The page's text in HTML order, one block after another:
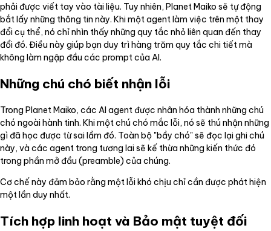
phải được viết tay vào tài liệu. Tuy nhiên, Planet Maiko sẽ tự động
bắt lấy những thông tin này. Khi một agent làm việc trên một thay
đổi cụ thể, nó chỉ nhìn thấy những quy tắc nhỏ liên quan đến thay
đổi đó. Điều này giúp bạn duy trì hàng trăm quy tắc chi tiết mà
không làm ngập đầu các prompt của AI.
Những chú chó biết nhận lỗi
Trong Planet Maiko, các AI agent được nhân hóa thành những chú
chó ngoài hành tinh. Khi một chú chó mắc lỗi, nó sẽ thú nhận những
gì đã học được từ sai lầm đó. Toàn bộ "bầy chó" sẽ đọc lại ghi chú
này, và các agent trong tương lai sẽ kế thừa những kiến thức đó
trong phần mở đầu (preamble) của chúng.
Cơ chế này đảm bảo rằng một lỗi khó chịu chỉ cần được phát hiện
một lần duy nhất.
Tích hợp linh hoạt và Bảo mật tuyệt đối